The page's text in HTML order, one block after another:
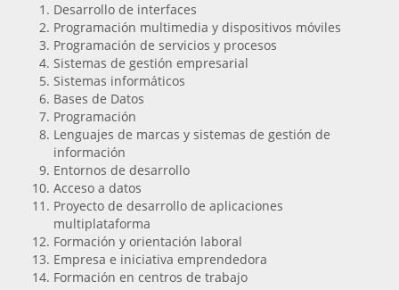
Desarrollo de interfaces
Programación multimedia y dispositivos móviles
Programación de servicios y procesos
Sistemas de gestión empresarial
Sistemas informáticos
Bases de Datos
Programación
Lenguajes de marcas y sistemas de gestión de
información
Entornos de desarrollo
Acceso a datos
Proyecto de desarrollo de aplicaciones
multiplataforma
Formación y orientación laboral
Empresa e iniciativa emprendedora
Formación en centros de trabajo